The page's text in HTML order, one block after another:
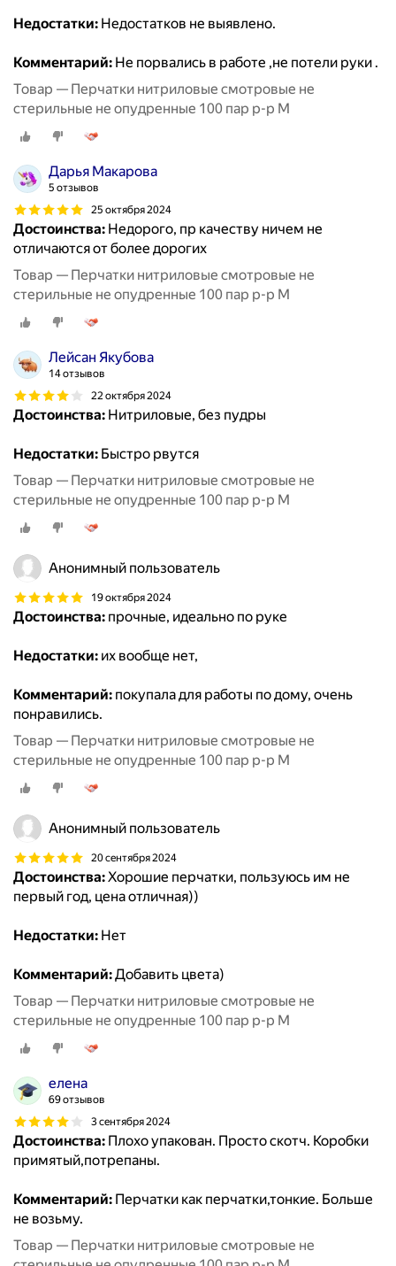
Недостатки: Недостатков не выявлено.
Комментарий: Не порвались в работе ,не потели руки .
Товар — Перчатки нитриловые смотровые не
стерильные не опудренные 100 пар р-р М
Дарья Макарова
5 отзывов
25 октября 2024
Достоинства: Недорого, пр качеству ничем не
отличаются от более дорогих
Товар — Перчатки нитриловые смотровые не
стерильные не опудренные 100 пар р-р М
Лейсан Якубова
14 отзывов
22 октября 2024
Достоинства: Нитриловые, без пудры
Недостатки: Быстро рвутся
Товар — Перчатки нитриловые смотровые не
стерильные не опудренные 100 пар р-р М
Анонимный пользователь
19 октября 2024
Достоинства: прочные, идеально по руке
Недостатки: их вообще нет,
Комментарий: покупала для работы по дому, очень
понравились.
Товар — Перчатки нитриловые смотровые не
стерильные не опудренные 100 пар р-р М
Анонимный пользователь
20 сентября 2024
Достоинства:Хорошие перчатки, пользуюсь им не
первый год, цена отличная))
Недостатки: Нет
Комментарий:Добавить цвета)
Товар — Перчатки нитриловые смотровые не
стерильные не опудренные 100 пар р-р М
елена
69 отзывов
3 сентября 2024
Достоинства: Плохо упакован. Просто скотч. Коробки
примятый,потрепаны.
Комментарий: Перчатки как перчатки,тонкие. Больше
не возьму.
Товар — Перчатки нитриловые смотровые не